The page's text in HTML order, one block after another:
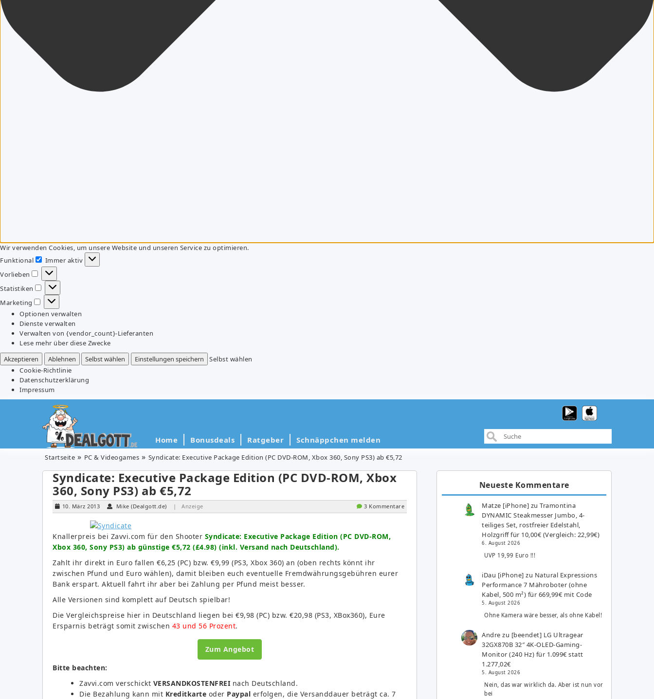
Wir verwenden Cookies, um unsere Website und unseren Service zu optimieren.
Funktional
Funktional
Immer aktiv
Vorlieben
Vorlieben
Statistiken
Statistiken
Marketing
Marketing
Optionen verwalten
Dienste verwalten
Verwalten von {vendor_count}-Lieferanten
Lese mehr über diese Zwecke
Akzeptieren
Ablehnen Selbst wählen Einstellungen speichern
Selbst wählen
Cookie-Richtlinie
Datenschutzerklärung
Impressum
Home Bonusdeals Ratgeber Schnäppchen melden
Startseite PC & Videogames Syndicate: Executive Package Edition (PC DVD-ROM, Xbox 360, Sony PS3) ab €5,72
Syndicate: Executive Package Edition (PC DVD-ROM, Xbox
360, Sony PS3) ab €5,72
10. März 2013 Mike (Dealgott.de) | Anzeige 3 Kommentare
Knallerpreis bei Zavvi.com für den Shooter Syndicate: Executive Package Edition (PC DVD-ROM,
Xbox 360, Sony PS3) ab günstige €5,72 (£4.98) (inkl. Versand nach Deutschland).
Zahlt ihr direkt in Euro fallen €6,25 (PC) bzw. €9,99 (PS3, Xbox 360) an (oben rechts könnt ihr
zwischen Pfund und Euro wählen), damit bleiben euch eventuelle Fremdwährungsgebühren eurer
Bank erspart. Aktuell fahrt ihr aber bei Zahlung per Pfund meist besser.
Alle Versionen sind komplett auf Deutsch spielbar!
Die Vergleichspreise hier in Deutschland liegen bei €9,98 (PC) bzw. €20,98 (PS3, XBox360), Eure
Ersparnis beträgt somit zwischen 43 und 56 Prozent.
Zum Angebot
Bitte beachten:
Zavvi.com verschickt VERSANDKOSTENFREI nach Deutschland.
Die Bezahlung kann mit Kreditkarte oder Paypal erfolgen, die Versanddauer beträgt ca. 7
Neueste Kommentare
Matze [iPhone] zuTramontina
DYNAMIC Steakmesser Jumbo, 4-
teiliges Set, rostfreier Edelstahl,
Holzgriff für 10,00€ (Vergleich: 22,99€)
6. August 2026
UVP 19,99 Euro !!!
iDau [iPhone] zu Natural Expressions
Performance 7 Mähroboter (ohne
Kabel, 500 m²) für 669,99€ mit Code
5. August 2026
Ohne Kamera wäre besser, als ohne Kabel!
Andre zu [beendet] LG Ultragear
32GX870B 32″ 4K-OLED-Gaming-
Monitor (240 Hz) für 1.099€ statt
1.277,02€
5. August 2026
Nein, das war wirklich da. Aber ist nun vor
bei